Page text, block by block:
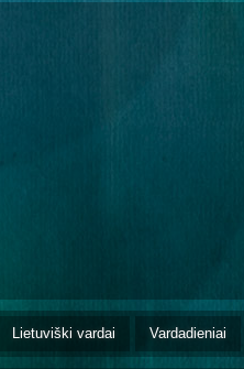
Lietuviški vardai Vardadieniai